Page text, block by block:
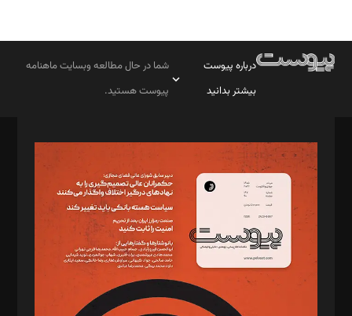
درباره پیوست
بیشتر بدانید
شما در حال مطالعه وبسایت ماهنامه
پیوست هستید.
مدیر مسئول: محمدباقر اثنی‌عشری
سردبیر: مهرک محمودی
دبیر تحریریه: میثم قاسمی
د‌بیر ناداستان: سمانه سمیع
د‌بیر خدمت و تجارت: ابوالفضل رجبی
د‌بیر حقوق فناوری: حسام‌الدین ایپکچی
د‌بیر پیوست جهان: مینا پاکدل
د‌بیر تحریریه آنلاین: بابک نقاش